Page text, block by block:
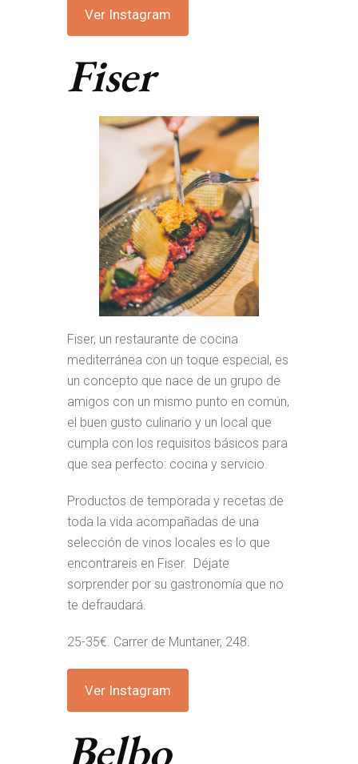
Ver Instagram
Fiser
Fiser, un restaurante de cocina
mediterránea con un toque especial, es
un concepto que nace de un grupo de
amigos con un mismo punto en común,
el buen gusto culinario y un local que
cumpla con los requisitos básicos para
que sea perfecto: cocina y servicio.
Productos de temporada y recetas de
toda la vida acompañadas de una
selección de vinos locales es lo que
encontrareis en Fiser. Déjate
sorprender por su gastronomía que no
te defraudará.
25-35€. Carrer de Muntaner, 248.
Ver Instagram
Belbo